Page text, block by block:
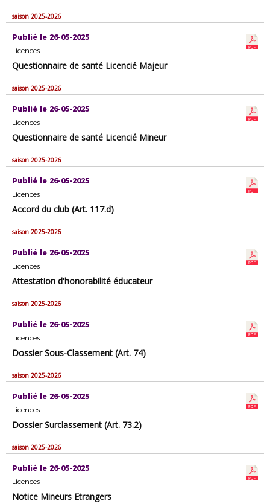
saison 2025-2026
Publié le 26-05-2025
Licences
Questionnaire de santé Licencié Majeur
saison 2025-2026
Publié le 26-05-2025
Licences
Questionnaire de santé Licencié Mineur
saison 2025-2026
Publié le 26-05-2025
Licences
Accord du club (Art. 117.d)
saison 2025-2026
Publié le 26-05-2025
Licences
Attestation d'honorabilité éducateur
saison 2025-2026
Publié le 26-05-2025
Licences
Dossier Sous-Classement (Art. 74)
saison 2025-2026
Publié le 26-05-2025
Licences
Dossier Surclassement (Art. 73.2)
saison 2025-2026
Publié le 26-05-2025
Licences
Notice Mineurs Étrangers